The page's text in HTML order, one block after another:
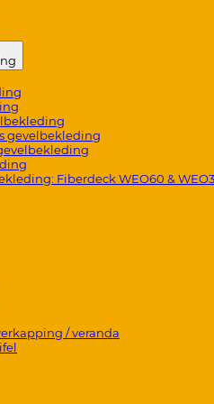
gevelbekleding
Fiberdeck WEO60 &
/ veranda